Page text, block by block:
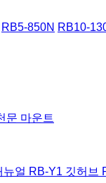
RB5-850N RB10-
문 마운트
뉴얼 RB-Y1 깃허브